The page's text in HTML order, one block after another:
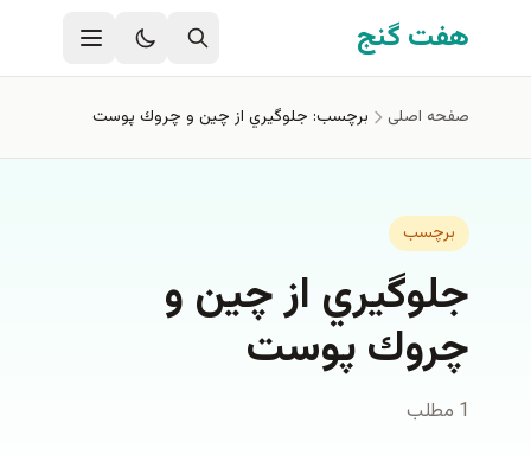
رفتن به محتوای اصلی
هفت گنج
صفحه اصلی برچسب: جلوگيري از چين و چروك پوست
برچسب
جلوگيري از چين و
چروك پوست
1 مطلب